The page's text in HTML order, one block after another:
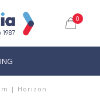
0
| Horizon